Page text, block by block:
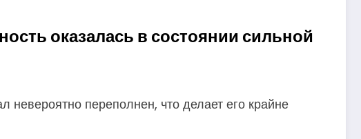
оказалась в состоянии сильной
переполнен, что делает его крайне